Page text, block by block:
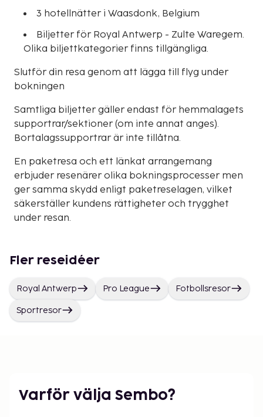
3 hotellnätter i Waasdonk, Belgium
Biljetter för Royal Antwerp - Zulte Waregem.
Olika biljettkategorier finns tillgängliga.
Slutför din resa genom att lägga till flyg under
bokningen
Samtliga biljetter gäller endast för hemmalagets
supportrar/sektioner (om inte annat anges).
Bortalagssupportrar är inte tillåtna.
En paketresa och ett länkat arrangemang
erbjuder resenärer olika bokningsprocesser men
ger samma skydd enligt paketreselagen, vilket
säkerställer kundens rättigheter och trygghet
under resan.
Fler reseidéer
Royal Antwerp Pro League Fotbollsresor
Sportresor
Varför välja Sembo?